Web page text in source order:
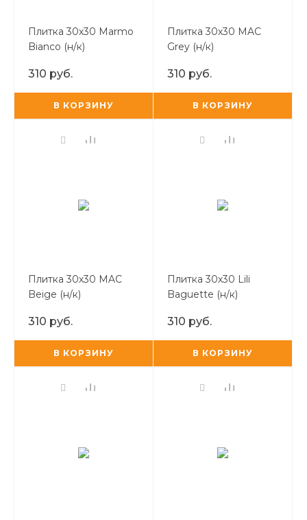
Плитка 30х30 Marmo
Bianco (н/к)
310 руб.
В КОРЗИНУ
Плитка 30х30 MAC
Grey (н/к)
310 руб.
В КОРЗИНУ
Плитка 30х30 MAC
Beige (н/к)
310 руб.
В КОРЗИНУ
Плитка 30х30 Lili
Baguette (н/к)
310 руб.
В КОРЗИНУ